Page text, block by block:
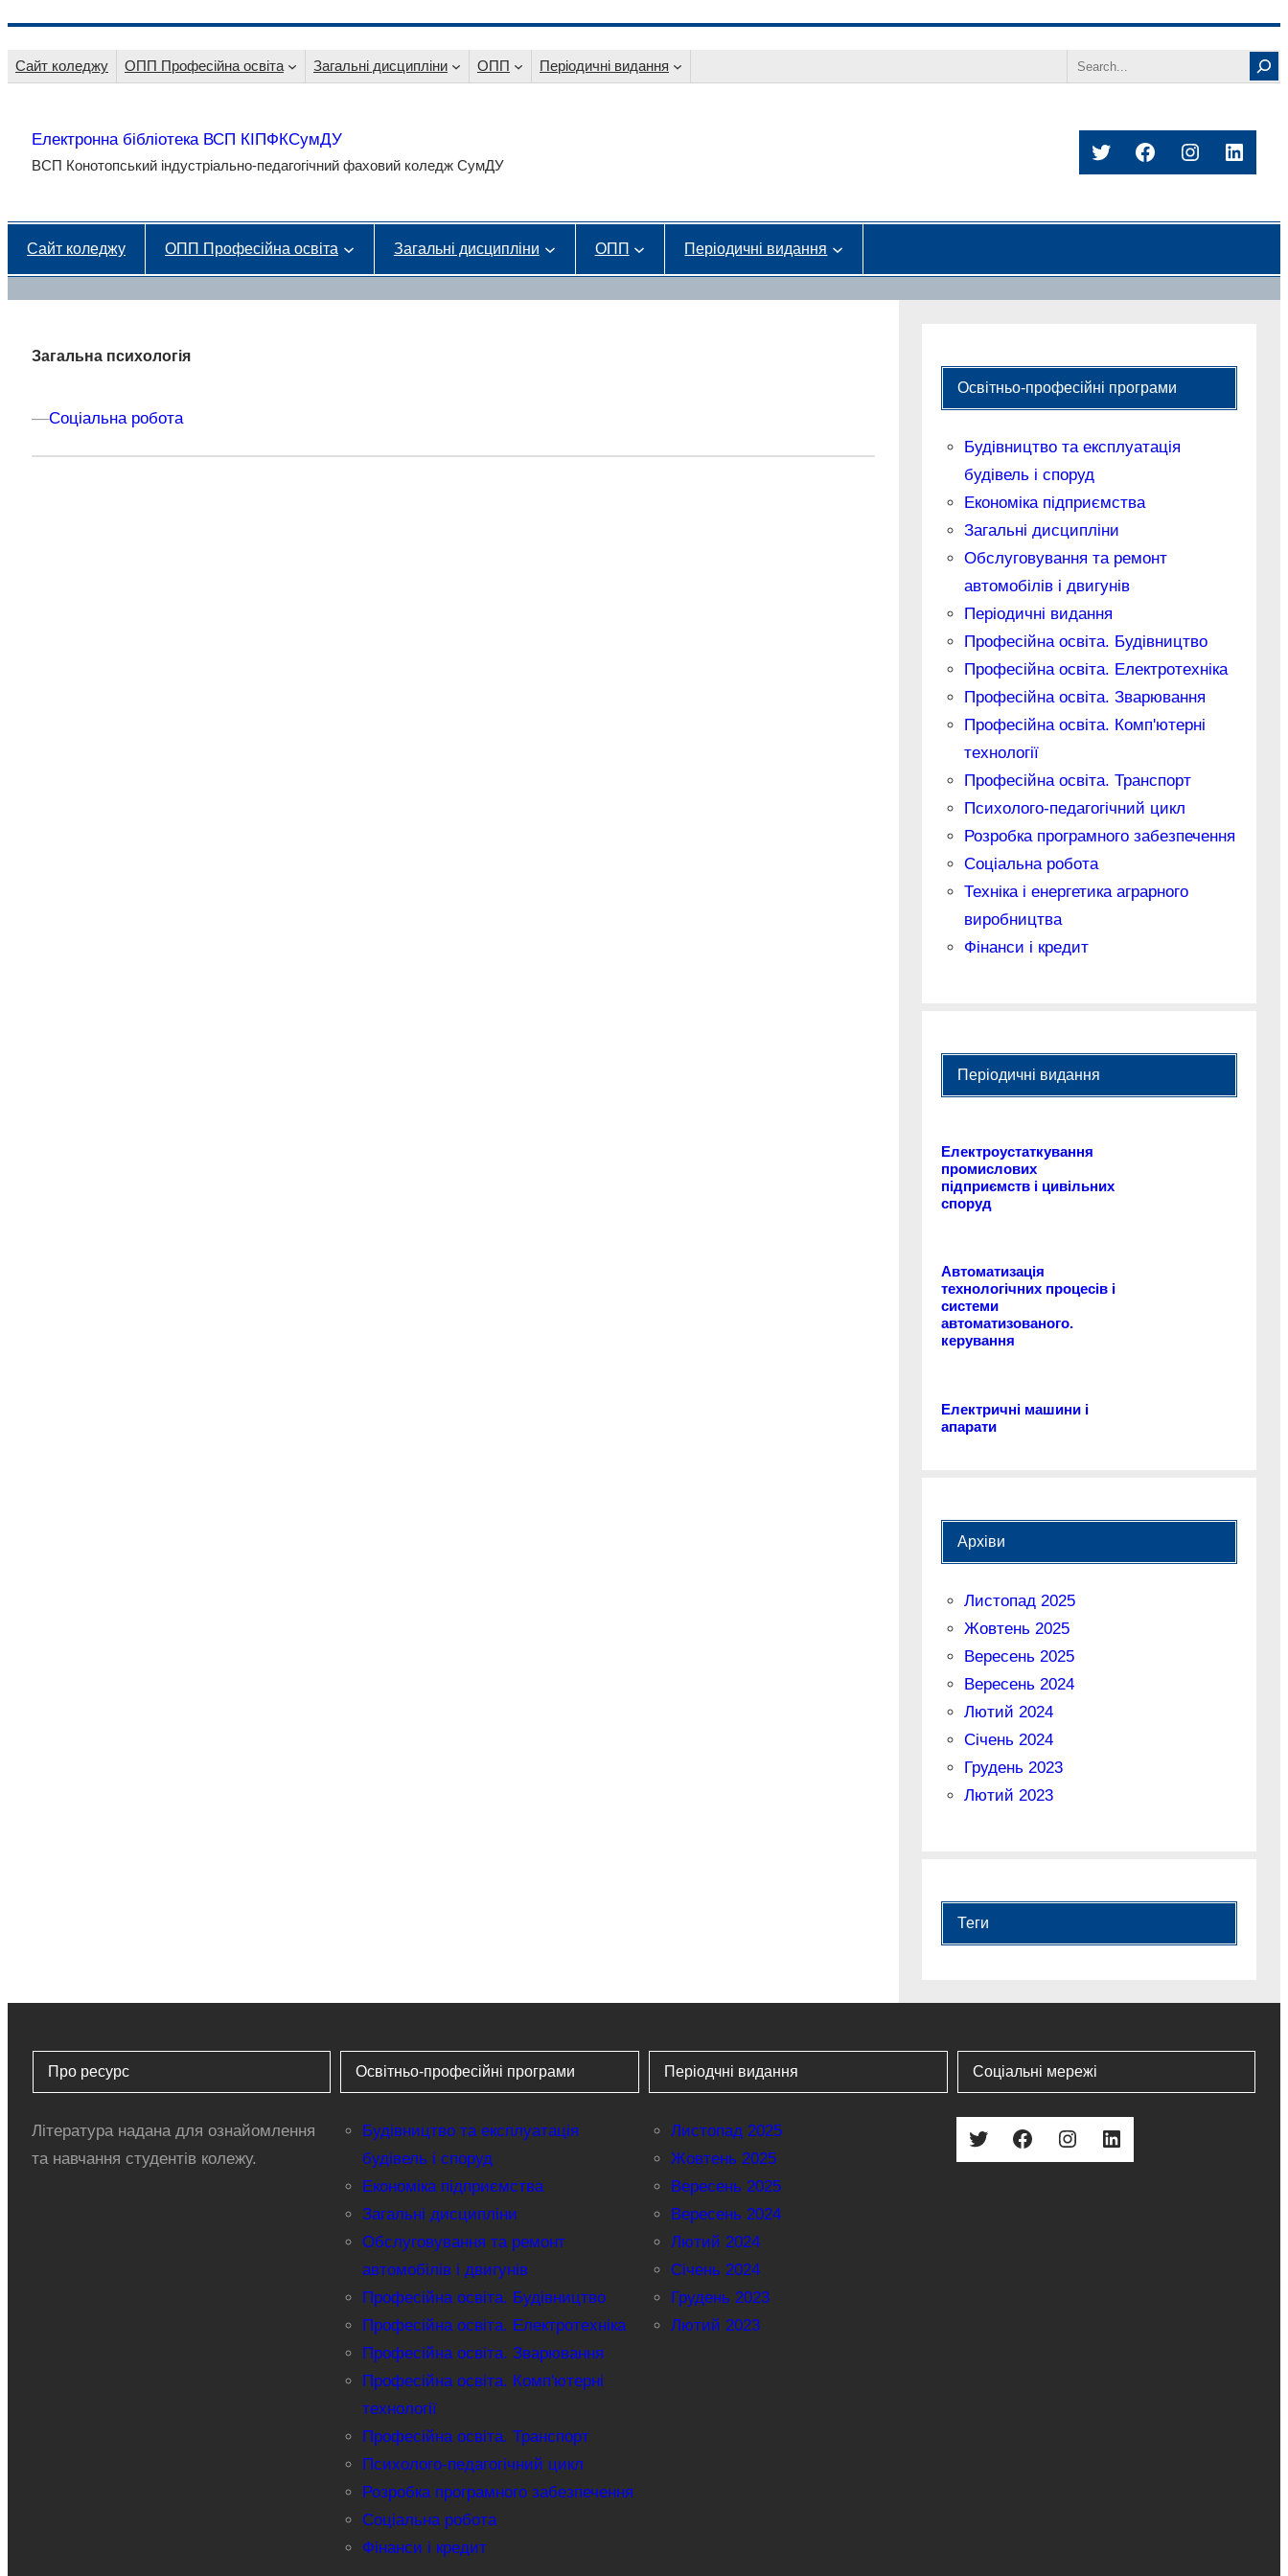
до
Сайт коледжу ОПП Професійна освіта Загальні дисципліни ОПП Періодичні видання Search
Електронна бібліотека ВСП КІПФКСумДУ
ВСП Конотопський індустріально-педагогічний фаховий коледж СумДУ
TwitterFacebook
Instagram
Сайт коледжу ОПП Професійна освіта Загальні дисципліни ОПП Періодичні видання
Загальна психологія
––Соціальна робота
Освітньо-професійні програми
Будівництво та експлуатація
будівель і споруд
Економіка підприємства
Загальні дисципліни
Обслуговування та ремонт
автомобілів і двигунів
Періодичні видання
Професійна освіта. Будівництво
Професійна освіта. Електротехніка
Професійна освіта. Зварювання
Професійна освіта. Комп'ютерні
технології
Професійна освіта. Транспорт
Психолого-педагогічний цикл
Розробка програмного забезпечення
Соціальна робота
Техніка і енергетика аграрного
виробництва
Фінанси і кредит
Періодичні видання
Електроустаткування
промислових
підприємств і цивільних
споруд
Автоматизація
технологічних процесів і
системи
автоматизованого.
керування
Електричні машини і
апарати
Архіви
Листопад 2025
Жовтень 2025
Вересень 2025
Вересень 2024
Лютий 2024
Січень 2024
Грудень 2023
Лютий 2023
Теги
Про ресурс
Література надана для ознайомлення
та навчання студентів колежу.
Освітньо-професійні програми
Будівництво та експлуатація
будівель і споруд
Економіка підприємства
Загальні дисципліни
Обслуговування та ремонт
автомобілів і двигунів
Професійна освіта. Будівництво
Професійна освіта. Електротехніка
Професійна освіта. Зварювання
Професійна освіта. Комп'ютерні
технології
Професійна освіта. Транспорт
Психолого-педагогічний цикл
Розробка програмного забезпечення
Соціальна робота
Фінанси і кредит
Періодчні видання
Листопад 2025
Жовтень 2025
Вересень 2025
Вересень 2024
Лютий 2024
Січень 2024
Грудень 2023
Лютий 2023
Соціальні мережі
Twitter Facebook Instagram LinkedIn